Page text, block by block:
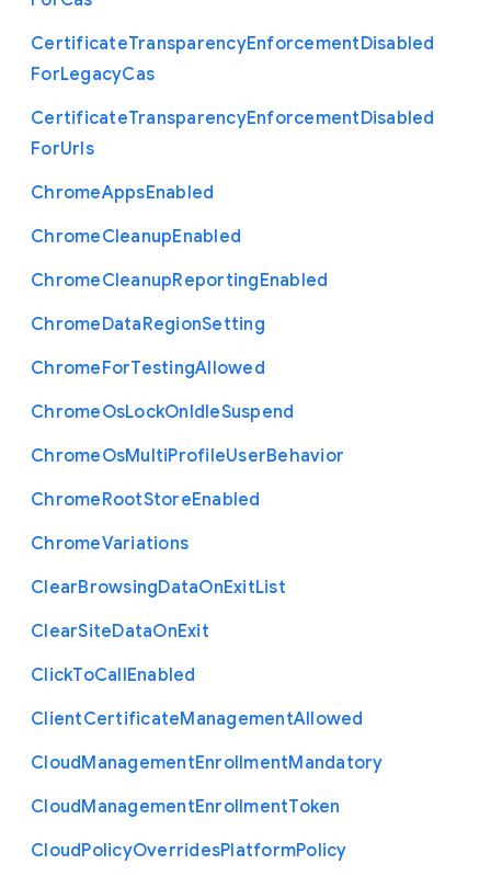
CertificateTransparencyEnforcementDisabled
ForLegacyCas
CertificateTransparencyEnforcementDisabled
ForUrls
ChromeAppsEnabled
ChromeCleanupEnabled
ChromeCleanupReportingEnabled
ChromeDataRegionSetting
ChromeForTestingAllowed
ChromeOsLockOnIdleSuspend
ChromeOsMultiProfileUserBehavior
ChromeRootStoreEnabled
ChromeVariations
ClearBrowsingDataOnExitList
ClearSiteDataOnExit
ClickToCallEnabled
ClientCertificateManagementAllowed
CloudManagementEnrollmentMandatory
CloudManagementEnrollmentToken
CloudPolicyOverridesPlatformPolicy